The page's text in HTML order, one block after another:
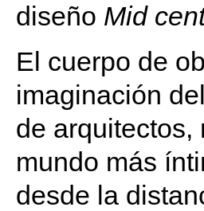
diseño Mid
El cuerpo de
imaginación
de arquitectos,
mundo más
desde la